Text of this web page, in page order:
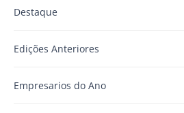
Destaque
Edições Anteriores
Empresarios do Ano